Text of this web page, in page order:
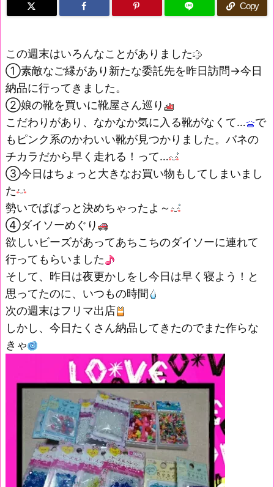
Copy
この週末はいろんなことがありました
①素敵なご縁があり新たな委託先を昨日訪問→今日
納品に行ってきました。
②娘の靴を買いに靴屋さん巡り
こだわりがあり、なかなか気に入る靴がなくて…
で
もピンク系のかわいい靴が見つかりました。バネの
チカラだから早く走れる！って…
③今日はちょっと大きなお買い物もしてしまいまし
た
勢いでぱぱっと決めちゃったよ～
④ダイソーめぐり
欲しいビーズがあってあちこちのダイソーに連れて
行ってもらいました
そして、昨日は夜更かしをし今日は早く寝よう！と
思ってたのに、いつもの時間
次の週末はフリマ出店
しかし、今日たくさん納品してきたのでまた作らな
きゃ